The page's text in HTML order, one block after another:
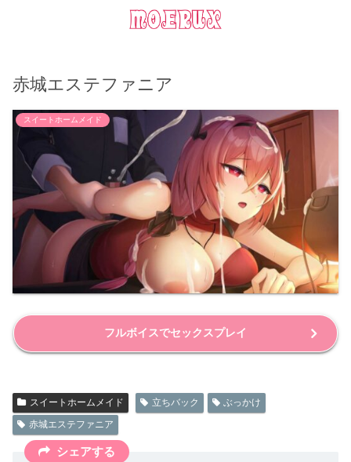
赤城エステファニア
スイートホームメイド
フルボイスでセックスプレイ
スイートホームメイド 立ちバック
ぶっかけ
赤城エステファニア
シェアする